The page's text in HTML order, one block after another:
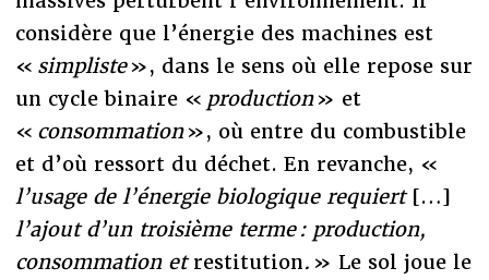
considère que l’énergie des machines est
« simpliste», dans le sens où elle repose sur
un cycle binaire « production» et
« consommation», où entre du combustible
et d’où ressort du déchet. En revanche, «
l’usage de l’énergie biologique requiert […]
l’ajout d’un troisième terme : production,
consommation etrestitution. » Le sol joue le